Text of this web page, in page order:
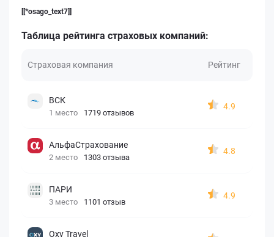
[[*osago_text7]]
Таблица рейтинга страховых компаний:
Страховая компания Рейтинг
ВСК
1 место 1719 отзывов
4.9
АльфаСтрахование
2 место 1303 отзыва
4.8
ПАРИ
3 место 1101 отзыв
4.9
Oxy Travel